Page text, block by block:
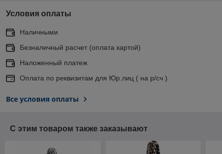
Условия оплаты
Наличными
Безналичный расчет (оплата картой)
Наложенный платеж
Оплата по реквизитам для Юр.лиц ( на р/сч )
Все условия оплаты
С этим товаром также заказывают